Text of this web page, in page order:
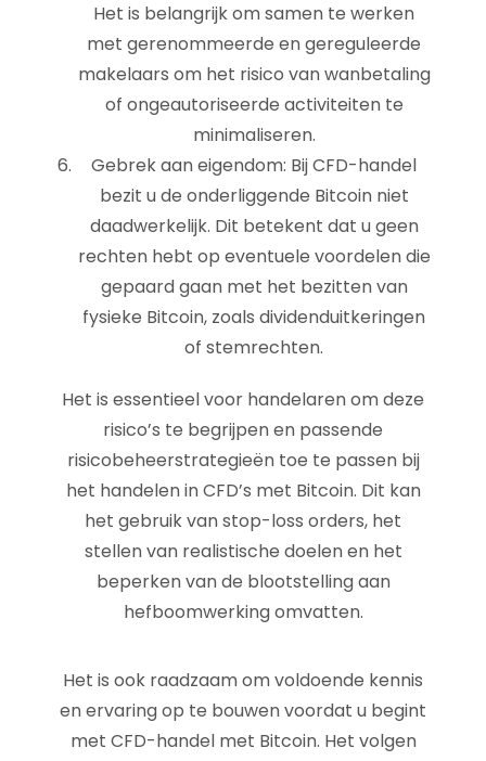
Het is belangrijk om samen te werken
met gerenommeerde en gereguleerde
makelaars om het risico van wanbetaling
of ongeautoriseerde activiteiten te
minimaliseren.
Gebrek aan eigendom: Bij CFD-handel
bezit u de onderliggende Bitcoin niet
daadwerkelijk. Dit betekent dat u geen
rechten hebt op eventuele voordelen die
gepaard gaan met het bezitten van
fysieke Bitcoin, zoals dividenduitkeringen
of stemrechten.
Het is essentieel voor handelaren om deze
risico’s te begrijpen en passende
risicobeheerstrategieën toe te passen bij
het handelen in CFD’s met Bitcoin. Dit kan
het gebruik van stop-loss orders, het
stellen van realistische doelen en het
beperken van de blootstelling aan
hefboomwerking omvatten.
Het is ook raadzaam om voldoende kennis
en ervaring op te bouwen voordat u begint
met CFD-handel met Bitcoin. Het volgen